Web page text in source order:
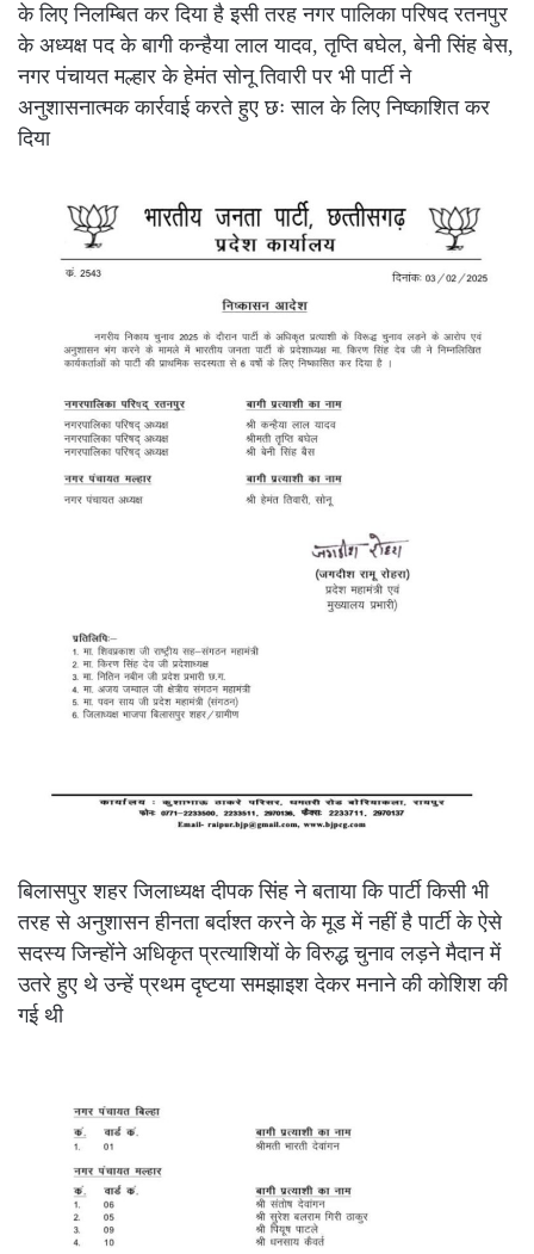
के लिए निलम्बित कर दिया है इसी तरह नगर पालिका परिषद रतनपुर
के अध्यक्ष पद के बागी कन्हैया लाल यादव, तृप्ति बघेल, बेनी सिंह बेस,
नगर पंचायत मल्हार के हेमंत सोनू तिवारी पर भी पार्टी ने
अनुशासनात्मक कार्रवाई करते हुए छः साल के लिए निष्काशित कर
दिया
बिलासपुर शहर जिलाध्यक्ष दीपक सिंह ने बताया कि पार्टी किसी भी
तरह से अनुशासन हीनता बर्दाश्त करने के मूड में नहीं है पार्टी के ऐसे
सदस्य जिन्होंने अधिकृत प्रत्याशियों के विरुद्ध चुनाव लड़ने मैदान में
उतरे हुए थे उन्हें प्रथम दृष्टया समझाइश देकर मनाने की कोशिश की
गई थी